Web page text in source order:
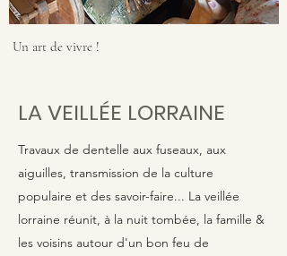
Un art de vivre !
LA VEILLÉE LORRAINE
Travaux de dentelle aux fuseaux, aux
aiguilles, transmission de la culture
populaire et des savoir-faire... La veillée
lorraine réunit, à la nuit tombée, la famille &
les voisins autour d'un bon feu de